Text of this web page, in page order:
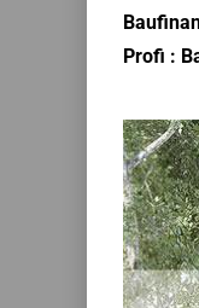
Profi :